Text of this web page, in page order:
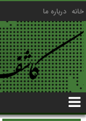
خانه درباره ما